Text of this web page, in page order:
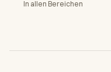
In allen Bereichen